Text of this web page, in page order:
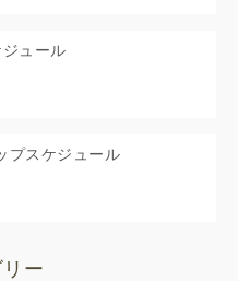
ュール
プスケジュール
ー